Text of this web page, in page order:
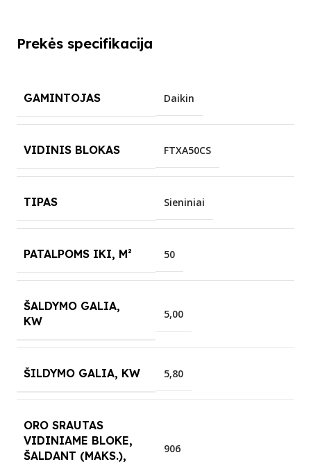
Prekės specifikacija
GAMINTOJAS Daikin
VIDINIS BLOKAS FTXA50CS
TIPAS Sieniniai
PATALPOMS IKI, M² 50
ŠALDYMO GALIA,
KW
5,00
ŠILDYMO GALIA, KW 5,80
ORO SRAUTAS
VIDINIAME BLOKE,
ŠALDANT (MAKS.),
906